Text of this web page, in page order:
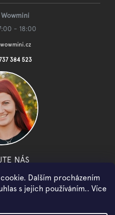
Dalším procházením
s jejich používáním.. Více
Wowmini
- 18:00
wowmini.cz
384 523
NÁS
youtube